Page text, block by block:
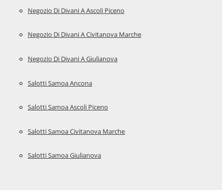
Negozio Di Divani A Ascoli Piceno
Negozio Di Divani A Civitanova Marche
Negozio Di Divani A Giulianova
Salotti Samoa Ancona
Salotti Samoa Ascoli Piceno
Salotti Samoa Civitanova Marche
Salotti Samoa Giulianova